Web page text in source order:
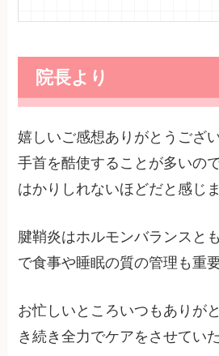
院長より
嬉しいご感想ありがとうござ
手首を酷使することが多いの
はかりしれないほどだと感じま
腱鞘炎はホルモンバランスと
で食事や睡眠の質の管理も重要
お忙しいところいつもありが
き続き全力でケアをさせてい